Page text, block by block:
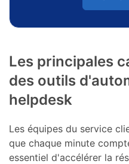
Les principales
des outils
helpdesk
Les équipes du service
que chaque minute
essentiel d'accélérer la